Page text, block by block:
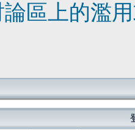
區上的濫